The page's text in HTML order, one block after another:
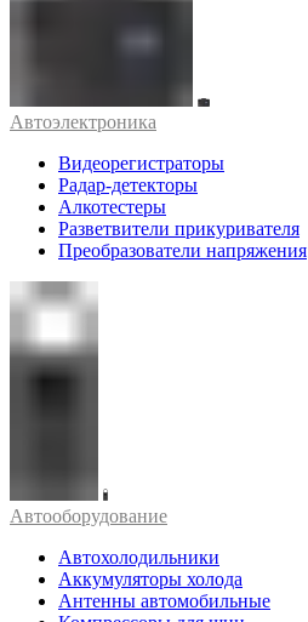
Автоэлектроника
Видеорегистраторы
Радар-детекторы
Алкотестеры
Разветвители прикуривателя
Преобразователи напряжения
Автооборудование
Автохолодильники
Аккумуляторы холода
Антенны автомобильные